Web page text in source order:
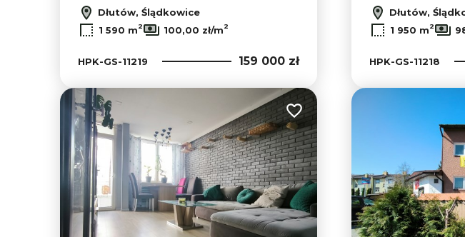
Dłutów, Ślądkowice
1 590 m2 100,00 zł/m2
HPK-GS-11219 159 000 zł
Dłutów,
1 950 m2
HPK-GS-11218
Dodaj do ulubionych